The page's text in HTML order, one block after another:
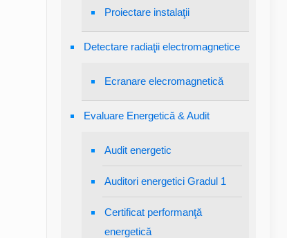
Proiectare instalaţii
Detectare radiaţii electromagnetice
Ecranare elecromagnetică
Evaluare Energetică & Audit
Audit energetic
Auditori energetici Gradul 1
Certificat performanţă
energetică